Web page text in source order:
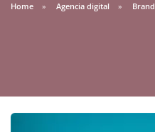
Home Agencia digital